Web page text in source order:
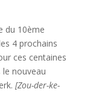
du 10ème
4 prochains
ces centaines
nouveau
[Zou-der-ke-